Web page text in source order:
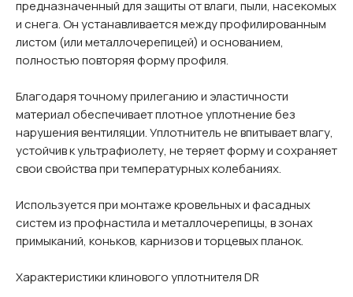
предназначенный для защиты от влаги, пыли, насекомых
и снега. Он устанавливается между профилированным
листом (или металлочерепицей) и основанием,
полностью повторяя форму профиля.
Благодаря точному прилеганию и эластичности
материал обеспечивает плотное уплотнение без
нарушения вентиляции. Уплотнитель не впитывает влагу,
устойчив к ультрафиолету, не теряет форму и сохраняет
свои свойства при температурных колебаниях.
Используется при монтаже кровельных и фасадных
систем из профнастила и металлочерепицы, в зонах
примыканий, коньков, карнизов и торцевых планок.
Характеристики клинового уплотнителя DR